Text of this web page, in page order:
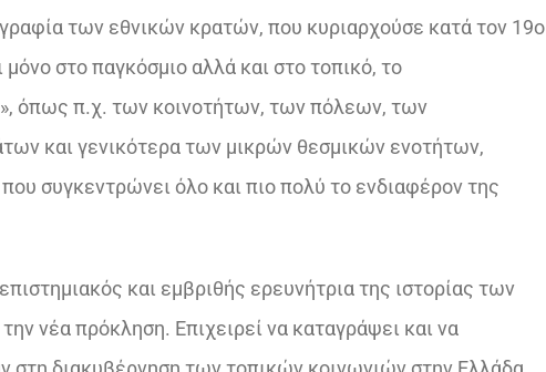
των εθνικών κρατών, που κυριαρχούσε κατά τον 19ο
στο παγκόσμιο αλλά και στο τοπικό, το
όπως π.χ. των κοινοτήτων, των πόλεων, των
και γενικότερα των μικρών θεσμικών ενοτήτων,
συγκεντρώνει όλο και πιο πολύ το ενδιαφέρον της
και εμβριθής ερευνήτρια της ιστορίας των
νέα πρόκληση. Επιχειρεί να καταγράψει και να